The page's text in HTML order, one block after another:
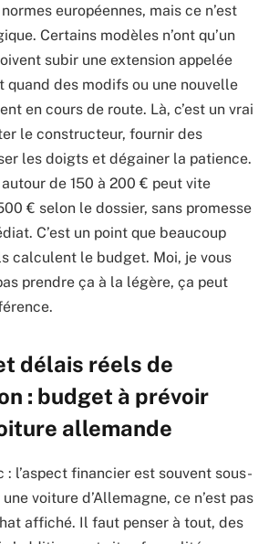
européennes, mais ce n’est
Certains modèles n’ont qu’un
subir une extension appelée
quand des modifs ou une nouvelle
en cours de route. Là, c’est un vrai
le constructeur, fournir des
les doigts et dégainer la patience.
de 150 à 200 € peut vite
€ selon le dossier, sans promesse
C’est un point que beaucoup
calculent le budget. Moi, je vous
prendre ça à la légère, ça peut
délais réels de
: budget à prévoir
allemande
l’aspect financier est souvent sous-
voiture d’Allemagne, ce n’est pas
affiché. Il faut penser à tout, des